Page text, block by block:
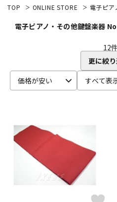
ドラム
キーボード
TOP ONLINE STORE 電子ピ
電子ピアノ・その他鍵盤楽器
12件
更に絞
価格が安い
すべて表